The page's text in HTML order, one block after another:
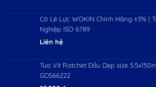
Cờ Lê Lực WOKIN Chính Hãng ±3% |
Nghiệp ISO 6789
Liên hệ
Tua Vít Ratchet Đầu Dẹp size
GDS66222